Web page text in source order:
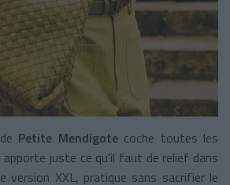
de Petite Mendigotecoche toutes les
juste ce qu’il faut de relief dans
XXL, pratique sans sacrifier le